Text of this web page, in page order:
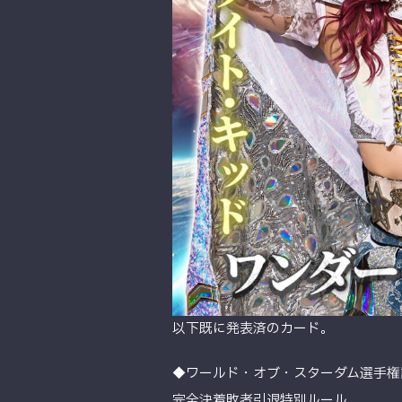
以下既に発表済のカード。
◆ワールド・オブ・スターダム選手